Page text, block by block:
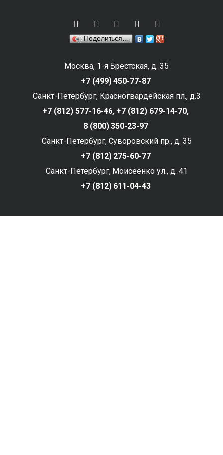
Поделиться…
Москва, 1-я Брестская, д. 35
+7 (499) 450-77-87
Санкт-Петербург, Красногвардейская пл., д.3
+7 (812) 577-16-46, +7 (812) 679-14-70,
8 (800) 350-23-97
Санкт-Петербург, Суворовский пр., д. 35
+7 (812) 275-60-77
Санкт-Петербург, Моисеенко ул., д. 41
+7 (812) 611-04-43